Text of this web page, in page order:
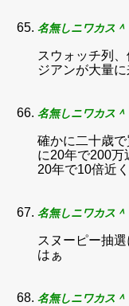
名無しニワカス＾
スウォッチ列
ジアンが大量
名無しニワカス＾
確かに二十歳
に20年で200万
20年で10倍近
名無しニワカス＾
スヌーピー抽
はぁ
名無しニワカス＾